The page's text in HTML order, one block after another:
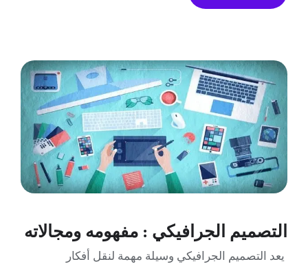
التصميم الجرافيكي : مفهومه ومجالاته
يعد التصميم الجرافيكي وسيلة مهمة لنقل أفكار